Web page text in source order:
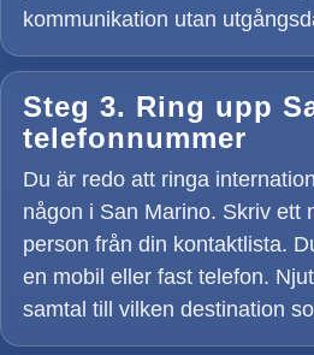
kommunikation utan
Steg 3. Ring upp
telefonnummer
Du är redo att ringa
någon i San Marino. Skriv ett
person från din kontaktlista.
en mobil eller fast telefon.
samtal till vilken destination